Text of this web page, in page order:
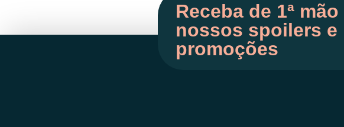
Receba de 1ª mão
nossos spoilers e
promoções